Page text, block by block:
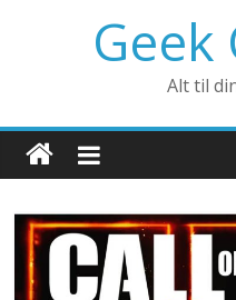
Alt til